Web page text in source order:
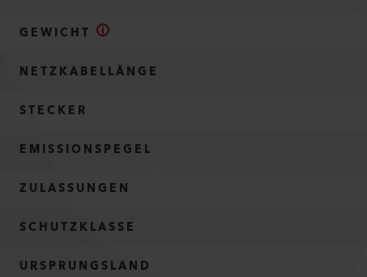
GEWICHT
NETZKABELLÄNGE
STECKER
EMISSIONSPEGEL
ZULASSUNGEN
SCHUTZKLASSE
URSPRUNGSLAND